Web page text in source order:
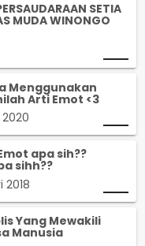
SETIA
MUDA WINONGO
Menggunakan
Arti Emot <3
2020
apa sih??
sihh??
2018
Yang Mewakili
Manusia